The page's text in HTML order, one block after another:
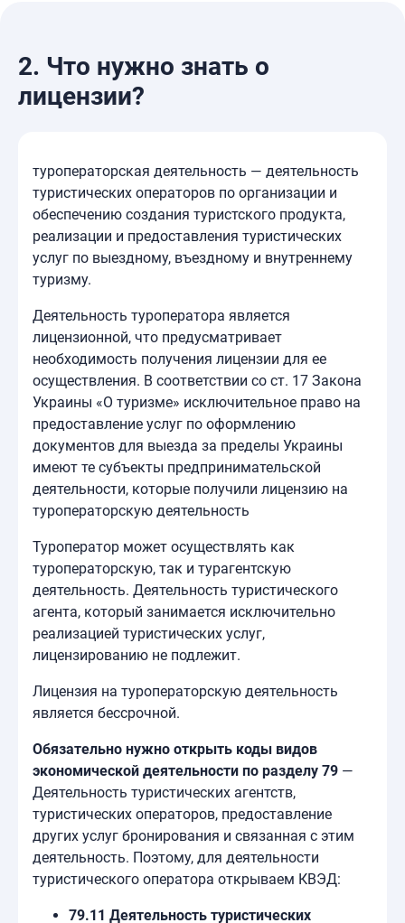
2. Что нужно знать о
лицензии?
туроператорская деятельность — деятельность
туристических операторов по организации и
обеспечению создания туристского продукта,
реализации и предоставления туристических
услуг по выездному, въездному и внутреннему
туризму.
Деятельность туроператора является
лицензионной, что предусматривает
необходимость получения лицензии для ее
осуществления. В соответствии со ст. 17 Закона
Украины «О туризме» исключительное право на
предоставление услуг по оформлению
документов для выезда за пределы Украины
имеют те субъекты предпринимательской
деятельности, которые получили лицензию на
туроператорскую деятельность
Туроператор может осуществлять как
туроператорскую, так и турагентскую
деятельность. Деятельность туристического
агента, который занимается исключительно
реализацией туристических услуг,
лицензированию не подлежит.
Лицензия на туроператорскую деятельность
является бессрочной.
Обязательно нужно открыть коды видов
экономической деятельности по разделу 79 —
Деятельность туристических агентств,
туристических операторов, предоставление
других услуг бронирования и связанная с этим
деятельность. Поэтому, для деятельности
туристического оператора открываем КВЭД:
79.11 Деятельность туристических